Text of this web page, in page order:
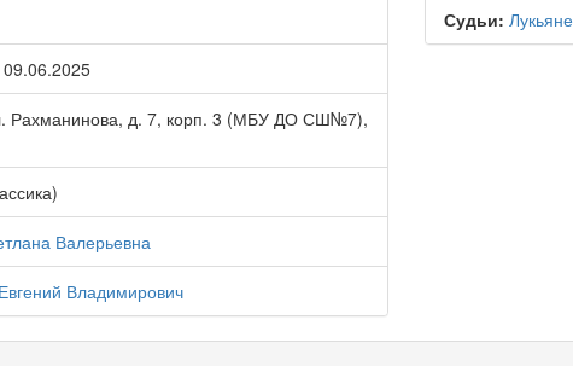
Рахманинова, д. 7, корп. 3 (МБУ ДО СШ№7),
Валерьевна
Владимирович
Судьи: